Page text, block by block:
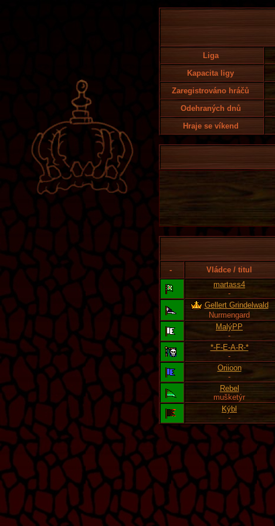
Liga
Kapacita ligy
Zaregistrováno hráčů
Odehraných dnů
Hraje se víkend
- Vládce / titul
martass4
-
Gellert Grindelwald
Nurmengard
MalýPP
-
*-F-E-A-R-*
-
Oriioon
-
Rebel
mušketýr
Kýbl
-